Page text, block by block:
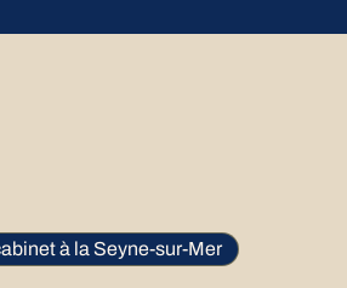
à la Seyne-sur-Mer